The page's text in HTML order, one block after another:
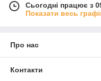
Сьогодні працює з
Показати весь
Про нас
Контакти